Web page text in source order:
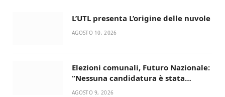
L’UTL presenta L’origine delle nuvole
AGOSTO 10, 2026
Elezioni comunali, Futuro Nazionale:
“Nessuna candidatura è stata
ancora decisa”
AGOSTO 9, 2026